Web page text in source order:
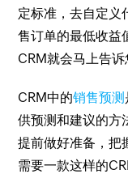
定标准，去自定义
售订单的最低收益
CRM就会马上告诉
CRM中的销售预测
供预测和建议的方
提前做好准备，把
需要一款这样的